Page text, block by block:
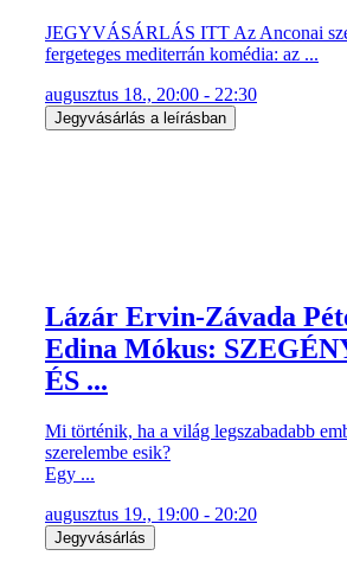
JEGYVÁSÁRLÁS ITT Az Anconai
fergeteges mediterrán komédia: az ...
augusztus 18., 20:00 - 22:30
Jegyvásárlás a leírásban
Lázár Ervin-Závada
Edina Mókus:
ÉS ...
Mi történik, ha a világ legszabadabb
szerelembe esik?
Egy ...
augusztus 19., 19:00 - 20:20
Jegyvásárlás